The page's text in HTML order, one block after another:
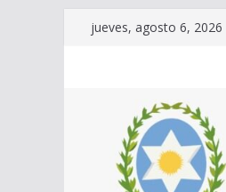
jueves, agosto 6, 2026